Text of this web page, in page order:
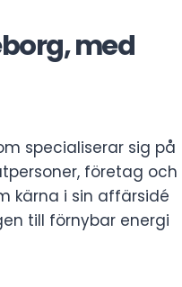
med
specialiserar sig på
företag och
kärna i sin affärsidé
till förnybar energi